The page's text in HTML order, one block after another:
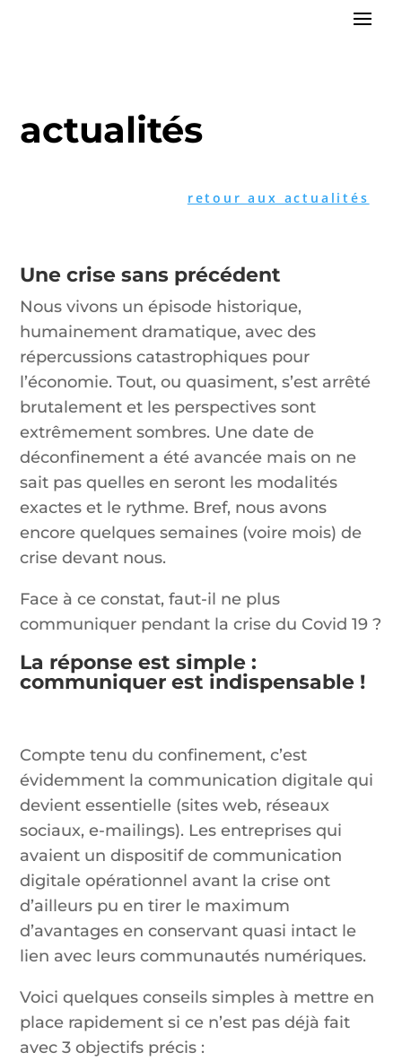
actualités
retour aux actualités
Une crise sans précédent
Nous vivons un épisode historique,
humainement dramatique, avec des
répercussions catastrophiques pour
l’économie. Tout, ou quasiment, s’est arrêté
brutalement et les perspectives sont
extrêmement sombres. Une date de
déconfinement a été avancée mais on ne
sait pas quelles en seront les modalités
exactes et le rythme. Bref, nous avons
encore quelques semaines (voire mois) de
crise devant nous.
Face à ce constat, faut-il ne plus
communiquer pendant la crise du Covid 19 ?
La réponse est simple :
communiquer est indispensable !
Compte tenu du confinement, c’est
évidemment la communication digitale qui
devient essentielle (sites web, réseaux
sociaux, e-mailings). Les entreprises qui
avaient un dispositif de communication
digitale opérationnel avant la crise ont
d’ailleurs pu en tirer le maximum
d’avantages en conservant quasi intact le
lien avec leurs communautés numériques.
Voici quelques conseils simples à mettre en
place rapidement si ce n’est pas déjà fait
avec 3 objectifs précis :